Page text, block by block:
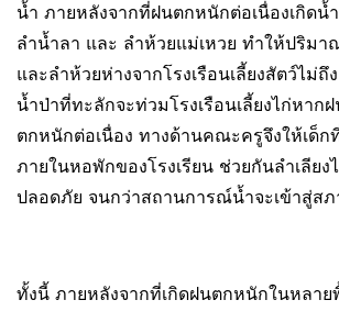
น้ำ ภายหลังจากที่ฝนตกหนักต่อเนื่องเกิดน้
ลำน้ำลา และ ลำห้วยแม่เหวย ทำให้ปริมา
และลำห้วยห่างจากโรงเรือนเลี้ยงสัตว์ไม่ถึ
น้ำป่าที่ทะลักจะท่วมโรงเรือนเลี้ยงไก่หาก
ตกหนักต่อเนื่อง ทางด้านคณะครูจึงให้เด็ก
ภายในหอพักของโรงเรียน ช่วยกันลำเลียง
ปลอดภัย จนกว่าสถานการณ์น้ำจะเข้าสู่สภ
ทั้งนี้ ภายหลังจากที่เกิดฝนตกหนักในหลา